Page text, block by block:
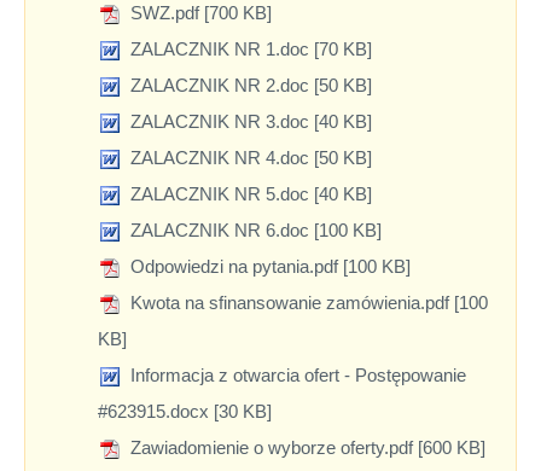
SWZ.pdf [700 KB]
ZALACZNIK NR 1.doc [70 KB]
ZALACZNIK NR 2.doc [50 KB]
ZALACZNIK NR 3.doc [40 KB]
ZALACZNIK NR 4.doc [50 KB]
ZALACZNIK NR 5.doc [40 KB]
ZALACZNIK NR 6.doc [100 KB]
Odpowiedzi na pytania.pdf [100 KB]
Kwota na sfinansowanie zamówienia.pdf [100
KB]
Informacja z otwarcia ofert - Postępowanie
#623915.docx [30 KB]
Zawiadomienie o wyborze oferty.pdf [600 KB]